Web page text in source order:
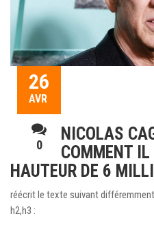
26
AVR
0
NICOLAS
COMMENT IL
HAUTEUR DE 6
réécrit le texte suivant
h2,h3 :